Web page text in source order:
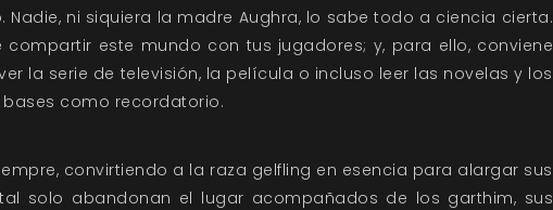
ni siquiera la madre Aughra, lo sabe todo a ciencia cierta.
este mundo con tus jugadores; y, para ello, conviene
la serie de televisión, la película o incluso leer las novelas y los
como recordatorio.
convirtiendo a la raza gelfling en esencia para alargar sus
solo abandonan el lugar acompañados de los garthim, sus